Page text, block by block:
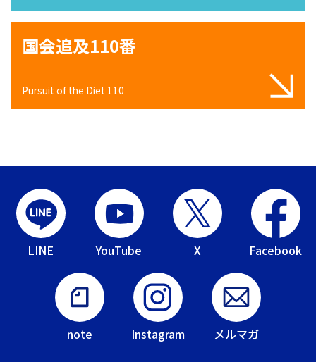
国会追及110番
Pursuit of the Diet 110
LINE YouTube X Facebook
note Instagram メルマガ